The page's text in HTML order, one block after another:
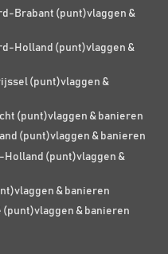
Brabant (punt)vlaggen &
Holland (punt)vlaggen &
(punt)vlaggen &
(punt)vlaggen & banieren
(punt)vlaggen & banieren
Holland (punt)vlaggen &
& banieren
(punt)vlaggen & banieren